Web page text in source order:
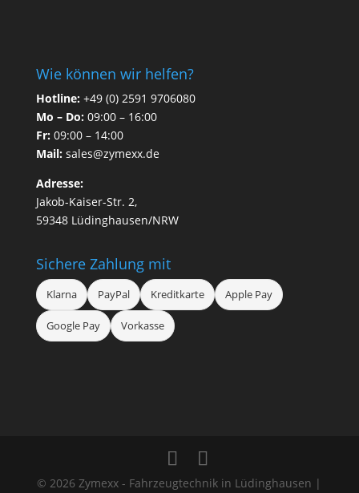
Wie können wir helfen?
Hotline:+49 (0) 2591 9706080
Mo – Do:09:00 – 16:00
Fr:09:00 – 14:00
Mail:sales@zymexx.de
Adresse:
Jakob-Kaiser-Str. 2,
59348 Lüdinghausen/NRW
Sichere Zahlung mit
Klarna PayPal Kreditkarte Apple Pay
Google Pay Vorkasse
© 2026 Zymexx - Fahrzeugtechnik in Lüdinghausen |